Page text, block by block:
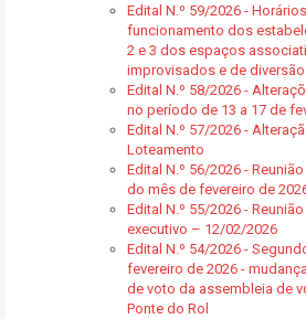
Edital N.º 59/2026 -
funcionamento dos
2 e 3 dos espaços
improvisados e de
Edital N.º 58/2026 -
no período de 13 a 17 de
Edital N.º 57/2026 -
Loteamento
Edital N.º 56/2026 -
do mês de fevereiro de
Edital N.º 55/2026 -
executivo – 12/02/2026
Edital N.º 54/2026 -
fevereiro de 2026 -
de voto da assembleia de
Ponte do Rol